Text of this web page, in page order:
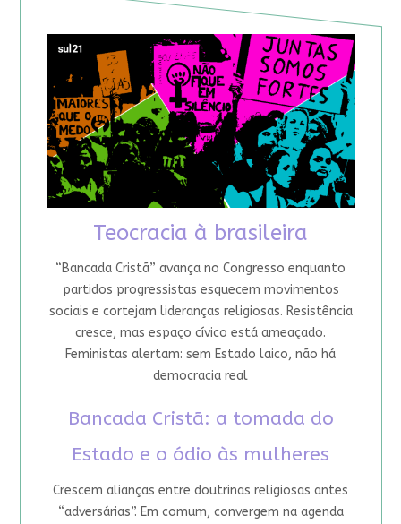
Teocracia à brasileira
“Bancada Cristã” avança no Congresso enquanto
partidos progressistas esquecem movimentos
sociais e cortejam lideranças religiosas. Resistência
cresce, mas espaço cívico está ameaçado.
Feministas alertam: sem Estado laico, não há
democracia real
Bancada Cristã: a tomada do
Estado e o ódio às mulheres
Crescem alianças entre doutrinas religiosas antes
“adversárias”. Em comum, convergem na agenda